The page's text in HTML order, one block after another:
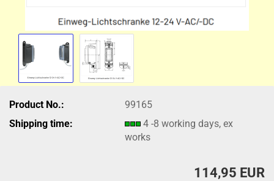
Product No.:
99165
Shipping time:
4 -8 working days, ex
works
114,95 EUR